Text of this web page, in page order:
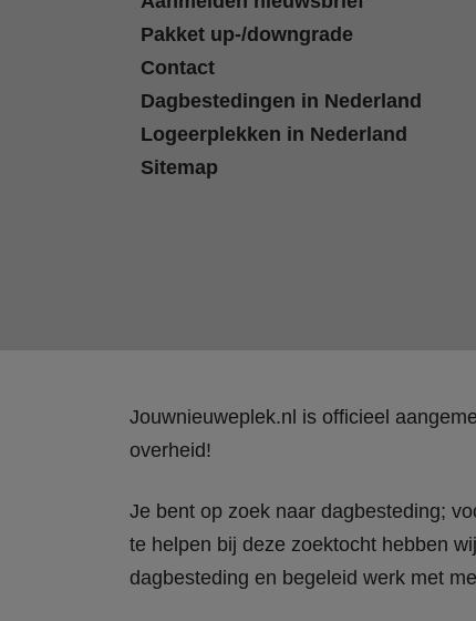
Pakket up-/downgrade
Contact
Dagbestedingen in Nederland
Logeerplekken in Nederland
Sitemap
Jouwnieuweplek.nl is officieel
overheid!
Je bent op zoek naar dagbesteding;
te helpen bij deze zoektocht hebben
dagbesteding en begeleid werk met